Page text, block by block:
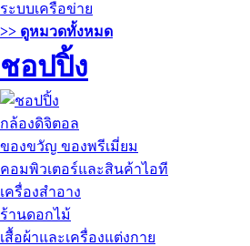
ระบบเครือข่าย
>> ดูหมวดทั้งหมด
ชอปปิ้ง
กล้องดิจิตอล
ของขวัญ ของพรีเมี่ยม
คอมพิวเตอร์และสินค้าไอที
เครื่องสำอาง
ร้านดอกไม้
เสื้อผ้าและเครื่องแต่งกาย